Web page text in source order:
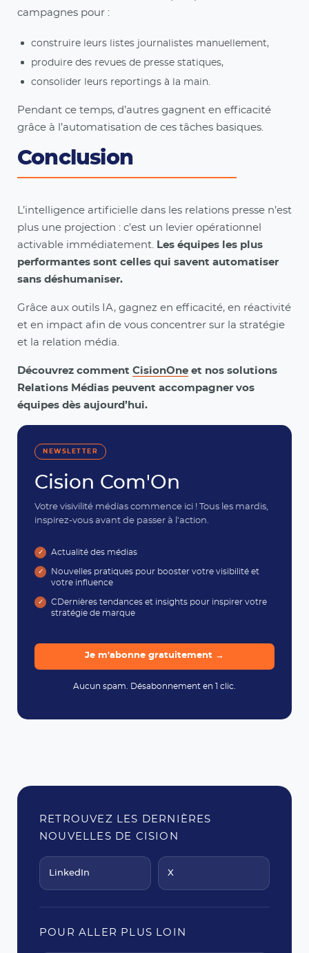
campagnes pour :
construire leurs listes journalistes manuellement,
produire des revues de presse statiques,
consolider leurs reportings à la main.
Pendant ce temps, d’autres gagnent en efficacité
grâce à l’automatisation de ces tâches basiques.
Conclusion
L’intelligence artificielle dans les relations presse n’est
plus une projection : c’est un levier opérationnel
activable immédiatement.
Les équipes les plus
performantes sont celles qui savent automatiser
sans déshumaniser.
Grâce aux outils IA, gagnez en efficacité, en réactivité
et en impact afin de vous concentrer sur la stratégie
et la relation média.
Découvrez comment CisionOne et nos solutions
Relations Médias peuvent accompagner vos
équipes dès aujourd’hui.
NEWSLETTER
Cision Com'On
Votre visivilité médias commence ici ! Tous les mardis,
inspirez-vous avant de passer à l'action.
Actualité des médias
Nouvelles pratiques pour booster votre visibilité et
votre influence
CDernières tendances et insights pour inspirer votre
stratégie de marque
Je m'abonne gratuitement →
Aucun spam. Désabonnement en 1 clic.
RETROUVEZ LES DERNIÈRES
NOUVELLES DE CISION
LinkedIn X
POUR ALLER PLUS LOIN